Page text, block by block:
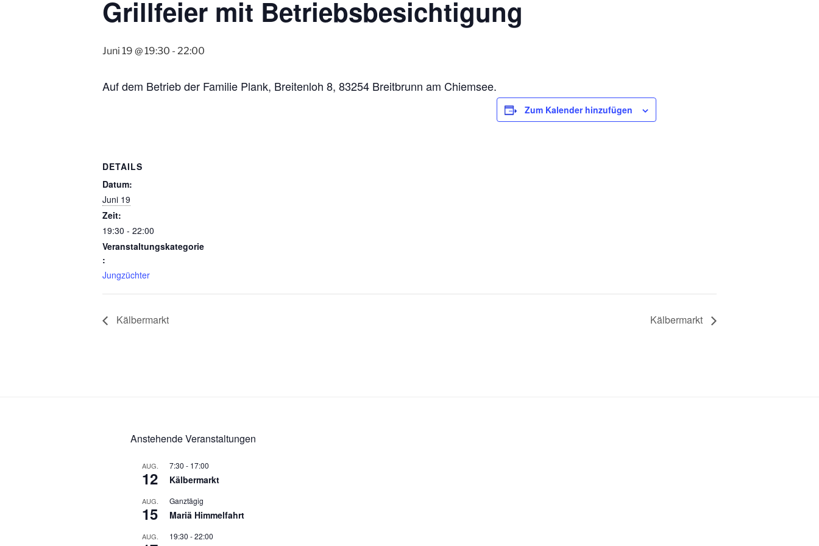
Grillfeier mit Betriebsbesichtigung
Juni 19 @ 19:30 - 22:00
Auf dem Betrieb der Familie Plank, Breitenloh 8, 83254 Breitbrunn am Chiemsee.
Zum Kalender hinzufügen
DETAILS
Datum:
Juni 19
Zeit:
19:30 - 22:00
Veranstaltungskategorie
:
Jungzüchter
Kälbermarkt Kälbermarkt
Anstehende Veranstaltungen
AUG.
12
7:30 - 17:00
Kälbermarkt
AUG.
15
Ganztägig
Mariä Himmelfahrt
AUG. 19:30 -22:00